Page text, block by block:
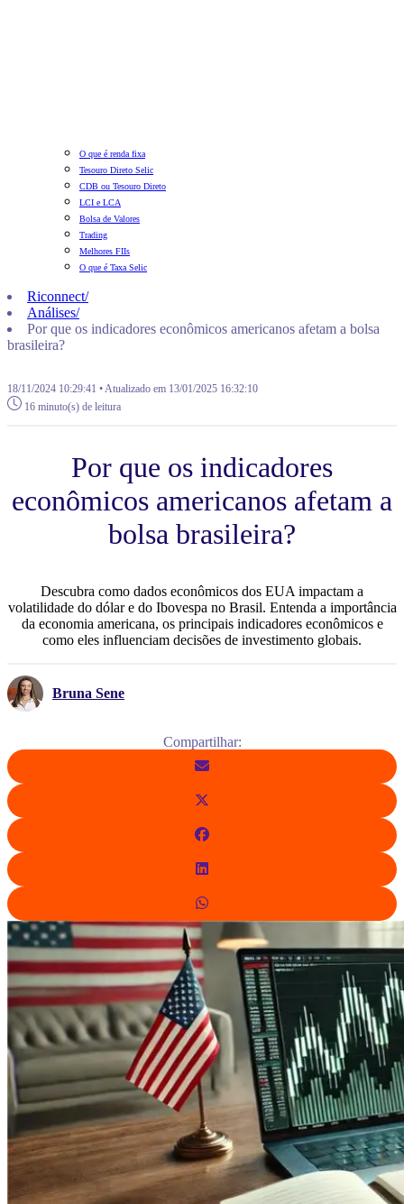
O que é renda fixa
Tesouro Direto Selic
CDB ou Tesouro Direto
LCI e LCA
Bolsa de Valores
Trading
Melhores FIIs
O que é Taxa Selic
Riconnect/
Análises/
Por que os indicadores econômicos americanos afetam a bolsa
brasileira?
18/11/2024 10:29:41 • Atualizado em 13/01/2025 16:32:10
16 minuto(s) de leitura
Por que os indicadores
econômicos americanos afetam a
bolsa brasileira?
Descubra como dados econômicos dos EUA impactam a
volatilidade do dólar e do Ibovespa no Brasil. Entenda a importância
da economia americana, os principais indicadores econômicos e
como eles influenciam decisões de investimento globais.
Bruna Sene
Compartilhar: